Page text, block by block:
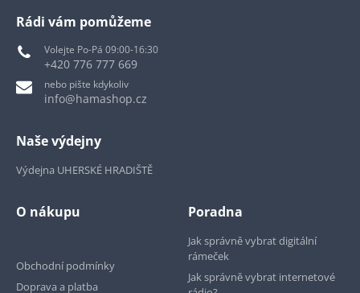
Rádi vám pomůžeme
Volejte Po-Pá 09:00-16:30
+420 776 777 669
nebo pište kdykoliv
info@hamashop.cz
Naše výdejny
Výdejna UHERSKÉ HRADIŠTĚ
O nákupu
Obchodní podmínky
Doprava a platba
Poradna
Jak správně vybrat digitální
rámeček
Jak správně vybrat internetové